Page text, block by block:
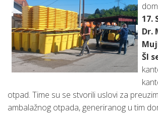
17.
Dr.
ŠI
otpad. Time su se stvorili uslovi za
ambalažnog otpada, generiranog u tim